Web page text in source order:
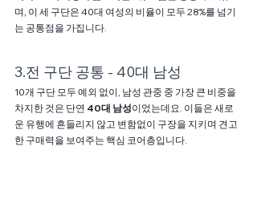
며, 이 세 구단은 40대 여성의 비율이 모두 28%를 넘기
는 공통점을 가집니다.
3.전 구단 공통 - 40대 남성
10개 구단 모두 예외 없이, 남성 관중 중 가장 큰 비중을
차지한 것은 단연 40대 남성이었는데요. 이들은 새로
운 유행에 흔들리지 않고 변함없이 구장을 지키며 견고
한 구매력을 보여주는 핵심 코어층입니다.